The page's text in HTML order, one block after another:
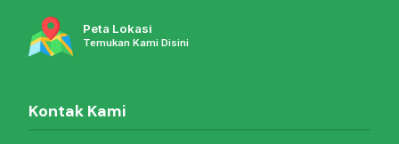
Peta Lokasi
Temukan Kami Disini
Kontak Kami